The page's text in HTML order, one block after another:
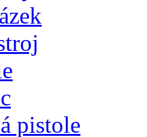
pistole